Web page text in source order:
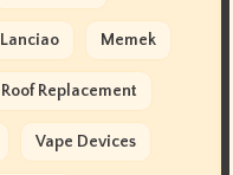
Lanciao Memek
Roof Replacement
Vape Devices